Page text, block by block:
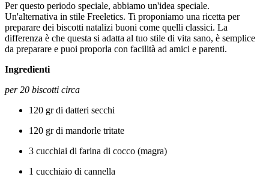
Per questo periodo speciale, abbiamo un'idea speciale.
Un'alternativa in stile Freeletics. Ti proponiamo una ricetta per
preparare dei biscotti natalizi buoni come quelli classici. La
differenza è che questa si adatta al tuo stile di vita sano, è semplice
da preparare e puoi proporla con facilità ad amici e parenti.
Ingredienti
per 20 biscotti circa
120 gr di datteri secchi
120 gr di mandorle tritate
3 cucchiai di farina di cocco (magra)
1 cucchiaio di cannella